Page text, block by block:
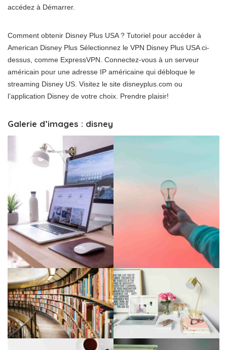
accédez à Démarrer.
Comment obtenir Disney Plus USA ? Tutoriel pour accéder à
American Disney Plus Sélectionnez le VPN Disney Plus USA ci-
dessus, comme ExpressVPN. Connectez-vous à un serveur
américain pour une adresse IP américaine qui débloque le
streaming Disney US. Visitez le site disneyplus.com ou
l’application Disney de votre choix. Prendre plaisir!
Galerie d’images : disney